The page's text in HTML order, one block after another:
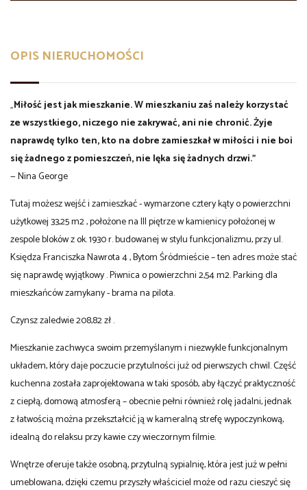
OPIS NIERUCHOMOŚCI
„Miłość jest jak mieszkanie. W mieszkaniu zaś należy korzystać
ze wszystkiego, niczego nie zakrywać, ani nie chronić. Żyje
naprawdę tylko ten, kto na dobre zamieszkał w miłości i nie boi
się żadnego z pomieszczeń, nie lęka się żadnych drzwi.”
— Nina George
Tutaj możesz wejść i zamieszkać - wymarzone cztery kąty o powierzchni
użytkowej 33,25 m2 , położone na III piętrze w kamienicy położonej w
zespole bloków z ok. 1930 r. budowanej w stylu funkcjonalizmu, przy ul.
Księdza Franciszka Nawrota 4 , Bytom Śródmieście – ten adres może stać
się naprawdę wyjątkowy . Piwnica o powierzchni 2,54 m2. Parking dla
mieszkańców zamykany - brama na pilota.
Czynsz zaledwie 208,82 zł .
Mieszkanie zachwyca swoim przemyślanym i niezwykle funkcjonalnym
układem, który daje poczucie przytulności już od pierwszych chwil. Część
kuchenna została zaprojektowana w taki sposób, aby łączyć praktyczność
z ciepłą, domową atmosferą – obecnie pełni również rolę jadalni, jednak
z łatwością można przekształcić ją w kameralną strefę wypoczynkową,
idealną do relaksu przy kawie czy wieczornym filmie.
Wnętrze oferuje także osobną, przytulną sypialnię, która jest już w pełni
umeblowana, dzięki czemu przyszły właściciel może od razu cieszyć się